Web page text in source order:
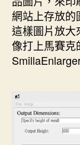
網站上存放的
這樣圖片放大
像打上馬賽克